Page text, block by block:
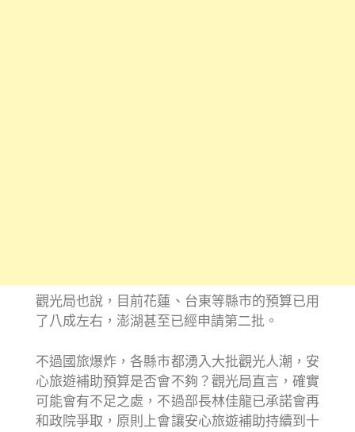
觀光局也說，目前花蓮、台東等縣市的預算已用
了八成左右，澎湖甚至已經申請第二批。
不過國旅爆炸，各縣市都湧入大批觀光人潮，安
心旅遊補助預算是否會不夠？觀光局直言，確實
可能會有不足之處，不過部長林佳龍已承諾會再
和政院爭取，原則上會讓安心旅遊補助持續到十